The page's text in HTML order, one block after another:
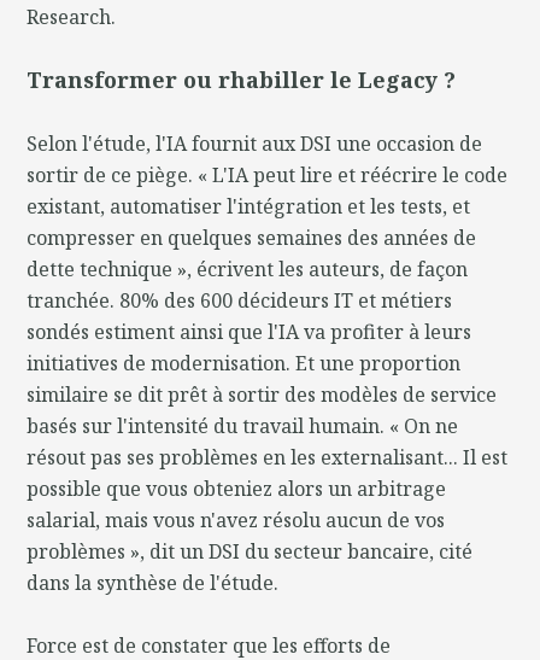
Research.
Transformer ou rhabiller le Legacy ?
Selon l'étude, l'IA fournit aux DSI une occasion de
sortir de ce piège. « L'IA peut lire et réécrire le code
existant, automatiser l'intégration et les tests, et
compresser en quelques semaines des années de
dette technique », écrivent les auteurs, de façon
tranchée. 80% des 600 décideurs IT et métiers
sondés estiment ainsi que l'IA va profiter à leurs
initiatives de modernisation. Et une proportion
similaire se dit prêt à sortir des modèles de service
basés sur l'intensité du travail humain. « On ne
résout pas ses problèmes en les externalisant... Il est
possible que vous obteniez alors un arbitrage
salarial, mais vous n'avez résolu aucun de vos
problèmes », dit un DSI du secteur bancaire, cité
dans la synthèse de l'étude.
Force est de constater que les efforts de